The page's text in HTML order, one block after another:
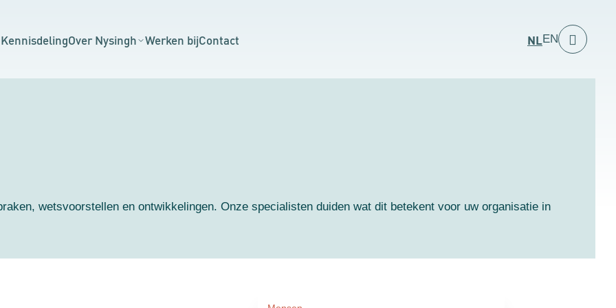
KennisdelingOver Nysingh Werken bijContact NLEN
wetsvoorstellen en ontwikkelingen. Onze specialisten duiden wat dit betekent voor uw organisatie in